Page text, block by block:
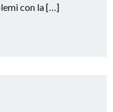
con la […]